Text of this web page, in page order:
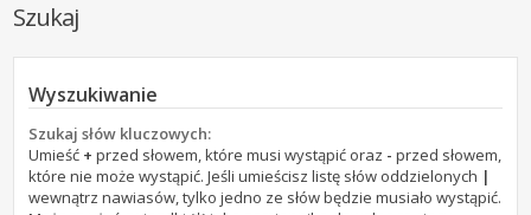
Szukaj
Wyszukiwanie
Szukaj słów kluczowych:
Umieść + przed słowem, które musi wystąpić oraz - przed słowem,
które nie może wystąpić. Jeśli umieścisz listę słów oddzielonych |
wewnątrz nawiasów, tylko jedno ze słów będzie musiało wystąpić.